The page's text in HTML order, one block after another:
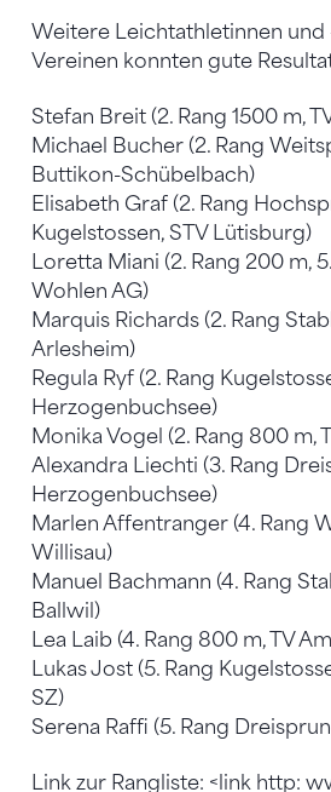
Weitere Leichtathletinnen und
Vereinen konnten gute
Stefan Breit (2. Rang 1500 m,
Michael Bucher (2. Rang
Buttikon-Schübelbach)
Elisabeth Graf (2. Rang
Kugelstossen, STV Lütisburg)
Loretta Miani (2. Rang 200 m,
Wohlen AG)
Marquis Richards (2. Rang
Arlesheim)
Regula Ryf (2. Rang
Herzogenbuchsee)
Monika Vogel (2. Rang 800 m,
Alexandra Liechti (3. Rang
Herzogenbuchsee)
Marlen Affentranger (4. Rang
Willisau)
Manuel Bachmann (4. Rang
Ballwil)
Lea Laib (4. Rang 800 m, TV
Lukas Jost (5. Rang
SZ)
Serena Raffi (5. Rang
Link zur Rangliste: <link http: